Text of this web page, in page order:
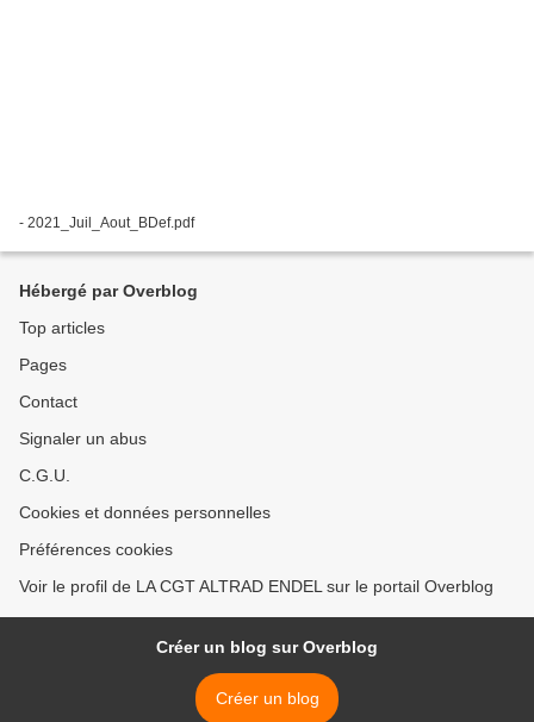
- 2021_Juil_Aout_BDef.pdf
Hébergé par Overblog
Top articles
Pages
Contact
Signaler un abus
C.G.U.
Cookies et données personnelles
Préférences cookies
Voir le profil de LA CGT ALTRAD ENDEL sur le portail Overblog
Créer un blog sur Overblog
Créer un blog